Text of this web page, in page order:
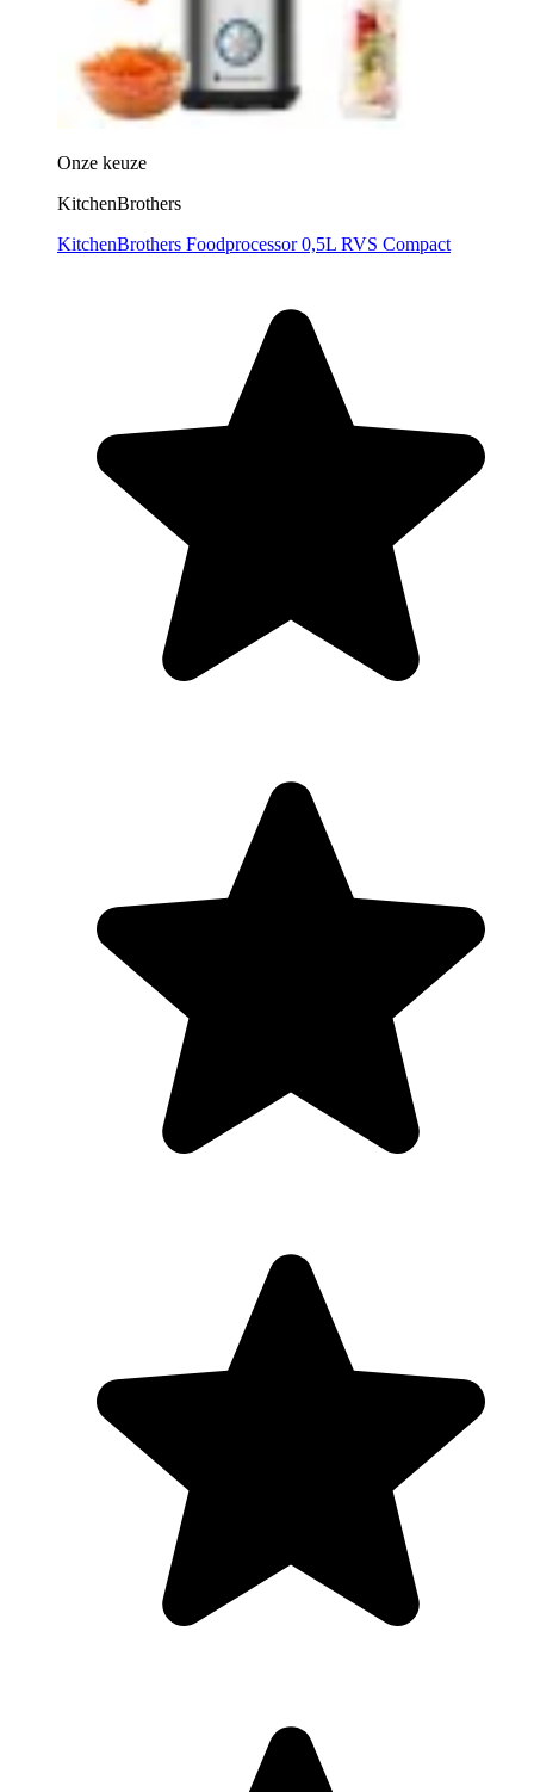
Onze keuze
KitchenBrothers
KitchenBrothers Foodprocessor 0,5L RVS Compact